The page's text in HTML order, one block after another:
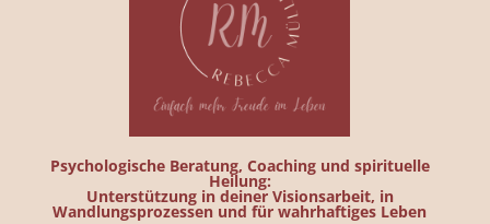
Psychologische Beratung, Coaching und spirituelle
Heilung:
Unterstützung in deiner Visionsarbeit, in
Wandlungsprozessen und für wahrhaftiges Leben